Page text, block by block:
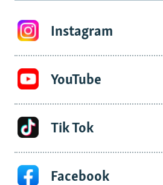
Instagram
YouTube
Tik Tok
Facebook